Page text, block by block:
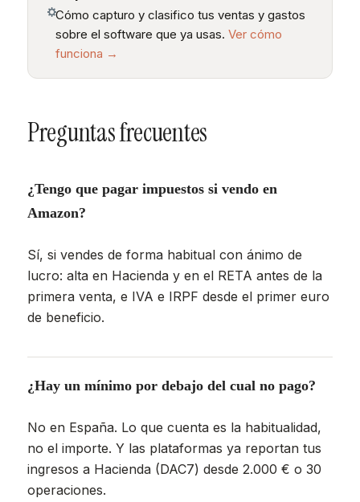
Cómo capturo y clasifico tus ventas y gastos
sobre el software que ya usas. Ver cómo
funciona →
Preguntas frecuentes
¿Tengo que pagar impuestos si vendo en
Amazon?
Sí, si vendes de forma habitual con ánimo de
lucro: alta en Hacienda y en el RETA antes de la
primera venta, e IVA e IRPF desde el primer euro
de beneficio.
¿Hay un mínimo por debajo del cual no pago?
No en España. Lo que cuenta es la habitualidad,
no el importe. Y las plataformas ya reportan tus
ingresos a Hacienda (DAC7) desde 2.000 € o 30
operaciones.